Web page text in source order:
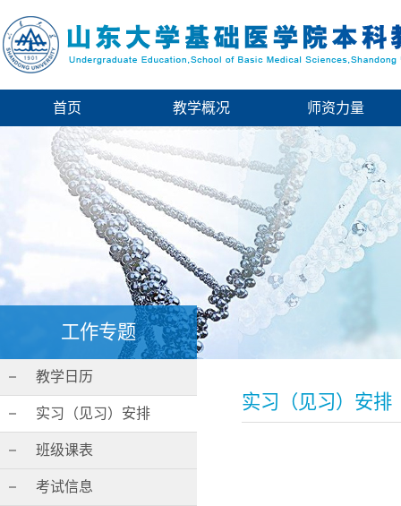
首页 教学概况 师资力量
工作专题
教学日历
实习（见习）安排
班级课表
考试信息
实习（见习）安排